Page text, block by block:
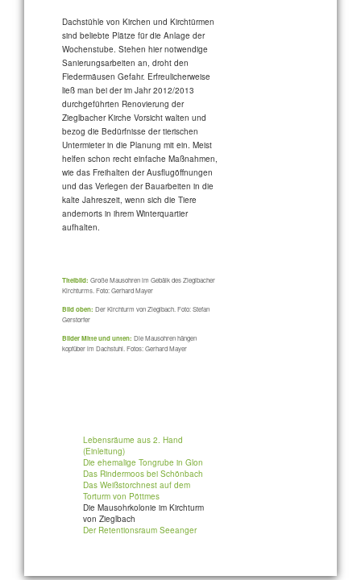
Dachstühle von Kirchen und Kirchtürmen
sind beliebte Plätze für die Anlage der
Wochenstube. Stehen hier notwendige
Sanierungsarbeiten an, droht den
Fledermäusen Gefahr. Erfreulicherweise
ließ man bei der im Jahr 2012/2013
durchgeführten Renovierung der
Zieglbacher Kirche Vorsicht walten und
bezog die Bedürfnisse der tierischen
Untermieter in die Planung mit ein. Meist
helfen schon recht einfache Maßnahmen,
wie das Freihalten der Ausflugöffnungen
und das Verlegen der Bauarbeiten in die
kalte Jahreszeit, wenn sich die Tiere
andernorts in ihrem Winterquartier
aufhalten.
Titelbild: Große Mausohren im Gebälk des Zieglbacher
Kirchturms. Foto: Gerhard Mayer
Bild oben: Der Kirchturm von Zieglbach. Foto: Stefan
Gerstorfer
Bilder Mitte und unten: Die Mausohren hängen
kopfüber im Dachstuhl. Fotos: Gerhard Mayer
Lebensräume aus 2. Hand
(Einleitung)
Die ehemalige Tongrube in Glon
Das Rindermoos bei Schönbach
Das Weißstorchnest auf dem
Torturm von Pöttmes
Die Mausohrkolonie im Kirchturm
von Zieglbach
Der Retentionsraum Seeanger